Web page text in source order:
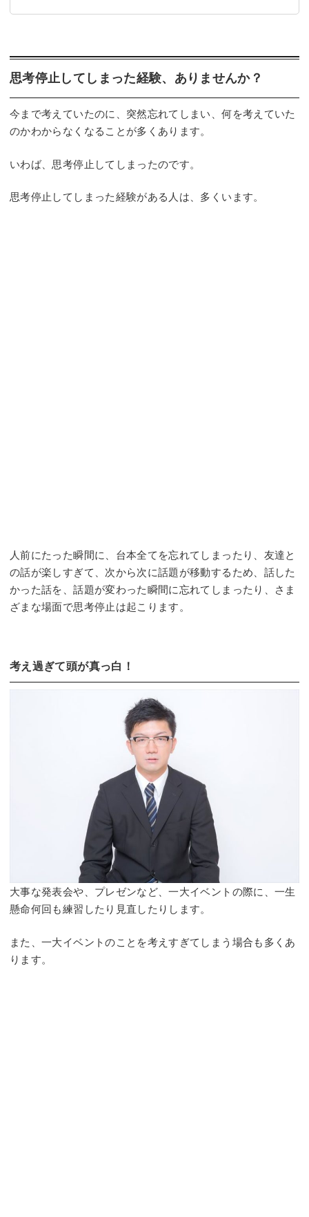
思考停止してしまった経験、ありませんか？
今まで考えていたのに、突然忘れてしまい、何を考えていた
のかわからなくなることが多くあります。
いわば、思考停止してしまったのです。
思考停止してしまった経験がある人は、多くいます。
人前にたった瞬間に、台本全てを忘れてしまったり、友達と
の話が楽しすぎて、次から次に話題が移動するため、話した
かった話を、話題が変わった瞬間に忘れてしまったり、さま
ざまな場面で思考停止は起こります。
考え過ぎて頭が真っ白！
大事な発表会や、プレゼンなど、一大イベントの際に、一生
懸命何回も練習したり見直したりします。
また、一大イベントのことを考えすぎてしまう場合も多くあ
ります。